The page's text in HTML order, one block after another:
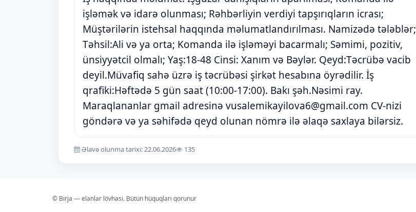
işləmək və idarə olunması; Rəhbərliyin verdiyi tapşırıqların icrası;
Müştərilərin istehsal haqqında məlumatlandırılması. Namizədə tələblər;
Təhsil:Ali və ya orta; Komanda ilə işləməyi bacarmalı; Səmimi, pozitiv,
ünsiyyətcil olmalı; Yaş:18-48 Cinsi: Xanım və Bəylər. Qeyd:Təcrübə vacib
deyil.Müvafiq sahə üzrə iş təcrübəsi şirkət hesabına öyrədilir. İş
qrafiki:Həftədə 5 gün saat (10:00-17:00). Bakı şəh.Nəsimi ray.
Maraqlananlar gmail adresinə vusalemikayilova6@gmail.com CV-nizi
göndərə və ya səhifədə qeyd olunan nömrə ilə əlaqə saxlaya bilərsiz.
Əlavə olunma tarixi: 22.06.2026 135
© Birja — elanlar lövhəsi. Bütün hüquqları qorunur